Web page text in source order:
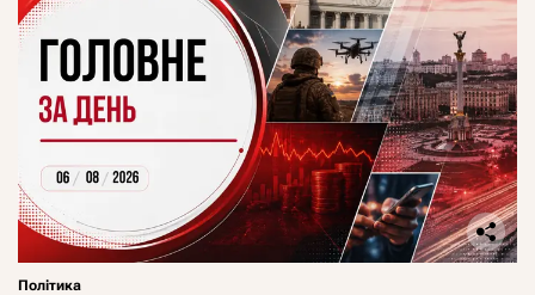
Політика